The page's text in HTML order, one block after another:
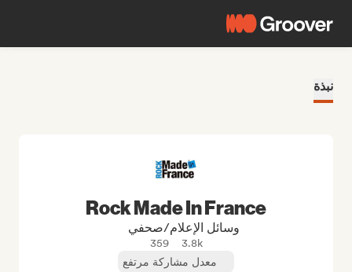
نبذة
Rock Made In France
وسائل الإعلام/صحفي
3.8k
359
معدل مشاركة مرتفع